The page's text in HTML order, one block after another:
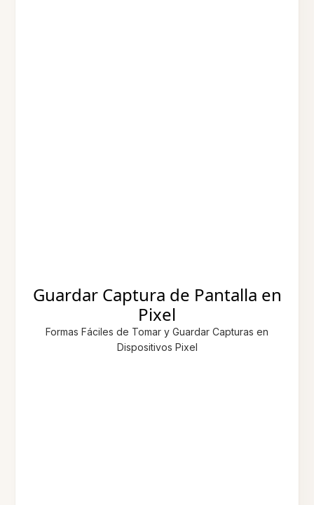
Guardar Captura de Pantalla en
Pixel
Formas Fáciles de Tomar y Guardar Capturas en
Dispositivos Pixel